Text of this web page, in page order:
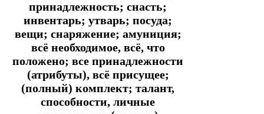
принадлежность; снасть;
инвентарь; утварь; посуда;
вещи; снаряжение; амуниция;
всё необходимое, всё, что
положено; все принадлежности
(атрибуты), всё присущее;
(полный) комплект; талант,
способности, личные